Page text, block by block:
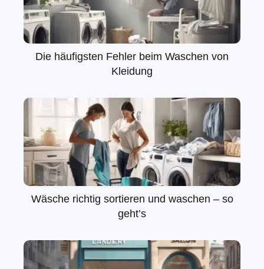
Die häufigsten Fehler beim Waschen von
Kleidung
Wäsche richtig sortieren und waschen – so
geht’s